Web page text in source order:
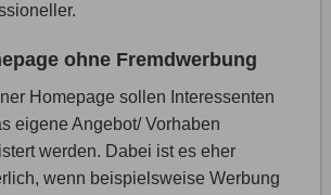
ohne Fremdwerbung
Homepage sollen Interessenten
eigene Angebot/ Vorhaben
werden. Dabei ist es eher
wenn beispielsweise Werbung